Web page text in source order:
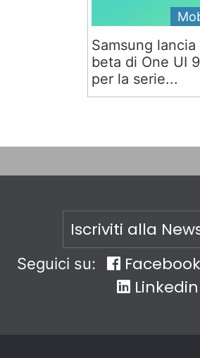
Samsung lancia
beta di One UI 9
per la serie...
Iscriviti alla
Seguici su: Facebook
Linkedin